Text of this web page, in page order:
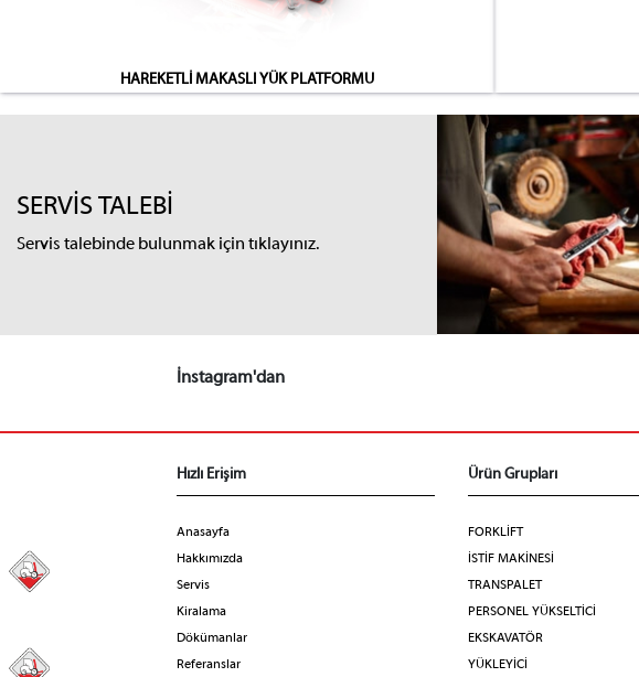
HAREKETLİ MAKASLI YÜK PLATFORMU
SERVİS TALEBİ
Servis talebinde bulunmak için tıklayınız.
İnstagram'dan
Hızlı Erişim
Anasayfa
Hakkımızda
Servis
Kiralama
Dökümanlar
Referanslar
Ürün Grupları
FORKLİFT
İSTİF MAKİNESİ
TRANSPALET
PERSONEL YÜKSELTİCİ
EKSKAVATÖR
YÜKLEYİCİ